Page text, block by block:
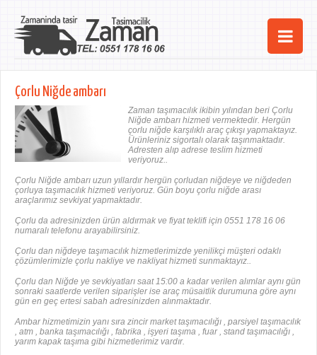
Ana Sayfa
Şehirler
Hizmetlerimiz
Kurumsal
iletişim
Çorlu Niğde ambarı
Zaman taşımacılık ikibin yılından beri Çorlu
Niğde ambarı hizmeti vermektedir. Hergün
çorlu niğde karşılıklı araç çıkışı yapmaktayız.
Ürünleriniz sigortalı olarak taşınmaktadır.
Adresten alıp adrese teslim hizmeti
veriyoruz..
Çorlu Niğde ambarı uzun yıllardır hergün çorludan niğdeye ve niğdeden
çorluya taşımacılık hizmeti veriyoruz. Gün boyu çorlu niğde arası
araçlarımız sevkiyat yapmaktadır.
Çorlu da adresinizden ürün aldırmak ve fiyat teklifi için 0551 178 16 06
numaralı telefonu arayabilirsiniz.
Çorlu dan niğdeye taşımacılık hizmetlerimizde yenilikçi müşteri odaklı
çözümlerimizle çorlu nakliye ve nakliyat hizmeti sunmaktayız..
Çorlu dan Niğde ye sevkiyatları saat 15:00 a kadar verilen alımlar aynı gün
sonraki saatlerde verilen siparişler ise araç müsaitlik durumuna göre aynı
gün en geç ertesi sabah adresinizden alınmaktadır.
Ambar hizmetimizin yanı sıra zincir market taşımacılığı , parsiyel taşımacılık
, atm , banka taşımacılığı , fabrika , işyeri taşıma , fuar , stand taşımacılığı ,
yarım kapak taşıma gibi hizmetlerimiz vardır.